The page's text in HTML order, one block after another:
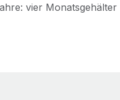
vier Monatsgehälter